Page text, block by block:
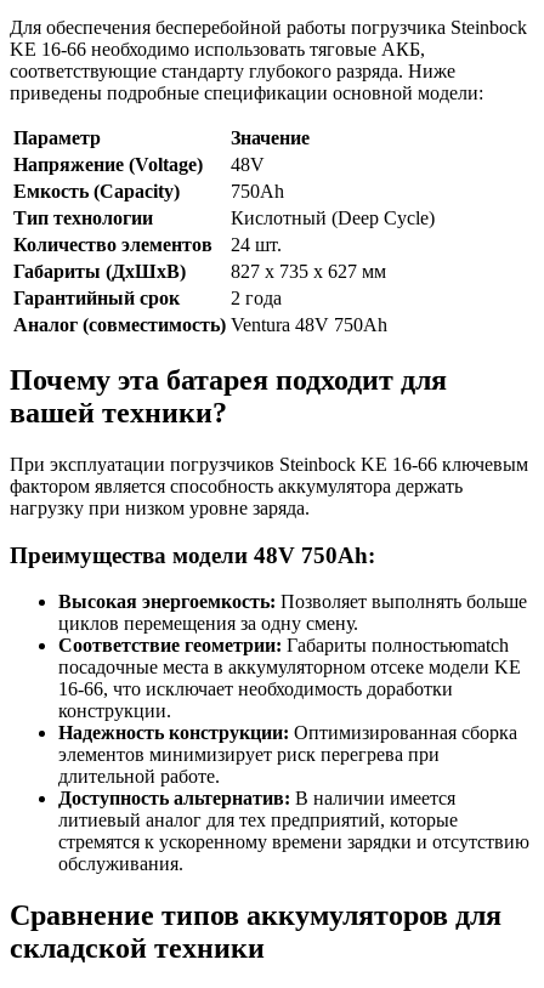
Для обеспечения бесперебойной работы погрузчика Steinbock
KE 16-66 необходимо использовать тяговые АКБ,
соответствующие стандарту глубокого разряда. Ниже
приведены подробные спецификации основной модели:
Параметр
Значение
Напряжение (Voltage)
48V
Емкость (Capacity)
750Ah
Тип технологии
Кислотный (Deep Cycle)
Количество элементов
24 шт.
Габариты (ДхШхВ)
827 x 735 x 627 мм
Гарантийный срок
2 года
Аналог (совместимость) Ventura 48V 750Ah
Почему эта батарея подходит для
вашей техники?
При эксплуатации погрузчиков Steinbock KE 16-66 ключевым
фактором является способность аккумулятора держать
нагрузку при низком уровне заряда.
Преимущества модели 48V 750Ah:
Высокая энергоемкость: Позволяет выполнять больше
циклов перемещения за одну смену.
Соответствие геометрии: Габариты полностьюmatch
посадочные места в аккумуляторном отсеке модели KE
16-66, что исключает необходимость доработки
конструкции.
Надежность конструкции: Оптимизированная сборка
элементов минимизирует риск перегрева при
длительной работе.
Доступность альтернатив: В наличии имеется
литиевый аналог для тех предприятий, которые
стремятся к ускоренному времени зарядки и отсутствию
обслуживания.
Сравнение типов аккумуляторов для
складской техники